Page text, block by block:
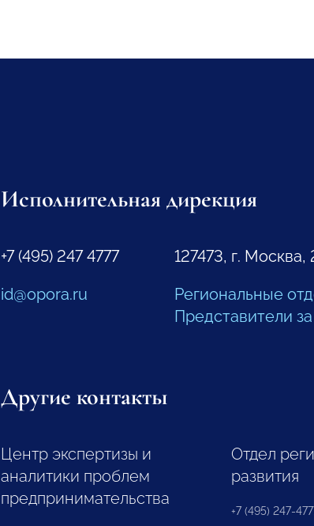
Исполнительная дирекция
+7 (495) 247 4777
id@opora.ru
127473, г.
Региональные
Представители
Другие контакты
Центр экспертизы и
аналитики проблем
предпринимательства
Отдел
развития
+7 (495) 247-